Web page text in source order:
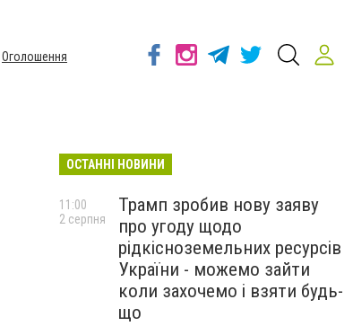
Оголошення
ОСТАННІ НОВИНИ
Трамп зробив нову заяву
про угоду щодо
рідкісноземельних ресурсів
України - можемо зайти
коли захочемо і взяти будь-
що
11:00
2 серпня